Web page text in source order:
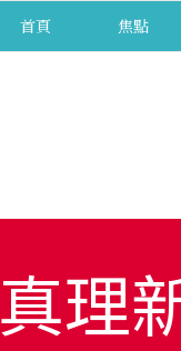
首頁 焦點
真理